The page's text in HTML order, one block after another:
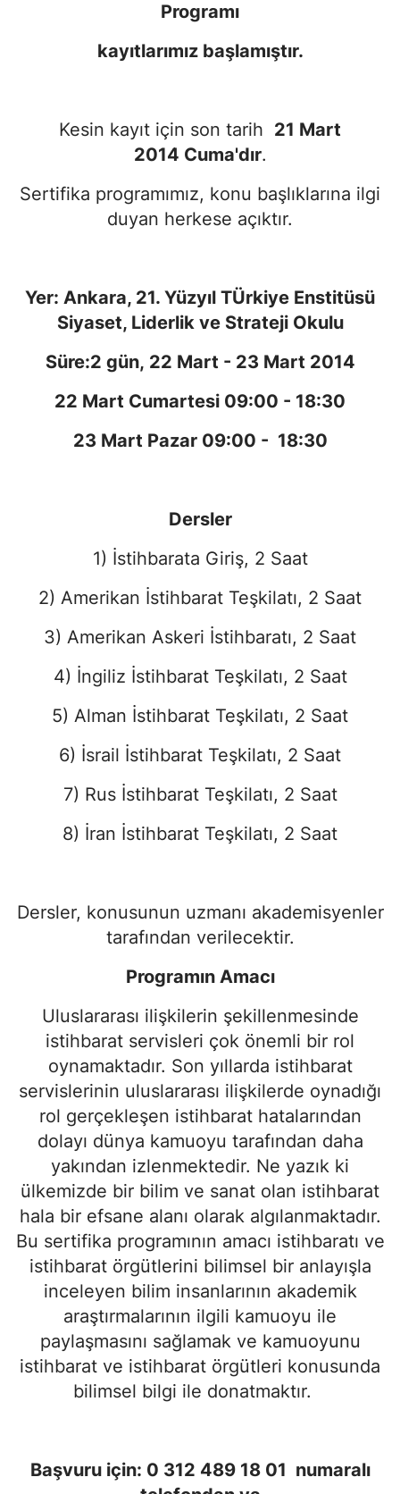
Programı
kayıtlarımız başlamıştır.
Kesin kayıt için son tarih 21 Mart
2014 Cuma'dır.
Sertifika programımız, konu başlıklarına ilgi
duyan herkese açıktır.
Yer: Ankara, 21. Yüzyıl TÜrkiye Enstitüsü
Siyaset, Liderlik ve Strateji Okulu
Süre:2 gün, 22 Mart - 23 Mart 2014
22 Mart Cumartesi 09:00 - 18:30
23 Mart Pazar 09:00 - 18:30
Dersler
1) İstihbarata Giriş, 2 Saat
2) Amerikan İstihbarat Teşkilatı, 2 Saat
3) Amerikan Askeri İstihbaratı, 2 Saat
4) İngiliz İstihbarat Teşkilatı, 2 Saat
5) Alman İstihbarat Teşkilatı, 2 Saat
6) İsrail İstihbarat Teşkilatı, 2 Saat
7) Rus İstihbarat Teşkilatı, 2 Saat
8) İran İstihbarat Teşkilatı, 2 Saat
Dersler, konusunun uzmanı akademisyenler
tarafından verilecektir.
Programın Amacı
Uluslararası ilişkilerin şekillenmesinde
istihbarat servisleri çok önemli bir rol
oynamaktadır. Son yıllarda istihbarat
servislerinin uluslararası ilişkilerde oynadığı
rol gerçekleşen istihbarat hatalarından
dolayı dünya kamuoyu tarafından daha
yakından izlenmektedir. Ne yazık ki
ülkemizde bir bilim ve sanat olan istihbarat
hala bir efsane alanı olarak algılanmaktadır.
Bu sertifika programının amacı istihbaratı ve
istihbarat örgütlerini bilimsel bir anlayışla
inceleyen bilim insanlarının akademik
araştırmalarının ilgili kamuoyu ile
paylaşmasını sağlamak ve kamuoyunu
istihbarat ve istihbarat örgütleri konusunda
bilimsel bilgi ile donatmaktır.
Başvuru için: 0 312 489 18 01 numaralı